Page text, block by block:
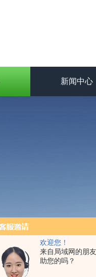
欢迎您！
来自局域网的朋
助您的吗？
新闻中心